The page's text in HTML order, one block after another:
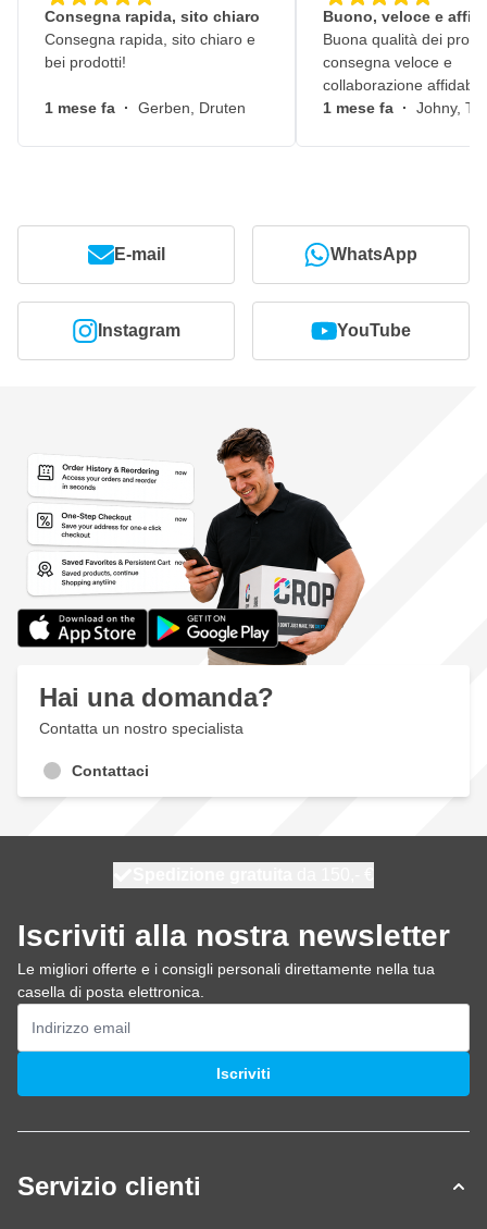
Consegna rapida, sito chiaro
Consegna rapida, sito chiaro e
bei prodotti!
1 mese fa · Gerben, Druten
Buono, veloce e
Buona qualità dei
consegna veloce e
collaborazione
1 mese fa · Johny,
E-mail WhatsApp
Instagram YouTube
Hai una domanda?
Contatta un nostro specialista
Contattaci
Iscriviti alla nostra newsletter
Le migliori offerte e i consigli personali direttamente nella tua
casella di posta elettronica.
Indirizzo email
Iscriviti
Servizio clienti